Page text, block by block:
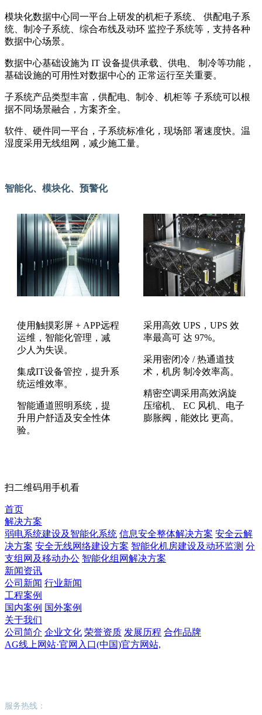
模块化数据中心同一平台上研发的机柜子系统、 供配电子系
统、制冷子系统、综合布线及动环 监控子系统等，支持各种
数据中心场景。
数据中心基础设施为 IT 设备提供承载、供电、 制冷等功能，
基础设施的可用性对数据中心的 正常运行至关重要。
子系统产品类型丰富，供配电、制冷、机柜等 子系统可以根
据不同场景融合，方案齐全。
软件、硬件同一平台，子系统标准化，现场部 署速度快。温
湿度采用无线组网，减少施工量。
智能化、模块化、预警化
使用触摸彩屏 + APP远程
运维，智能化管理，减
少人为失误。
集成IT设备管控，提升系
统运维效率。
智能通道照明系统，提
升用户舒适及安全性体
验。
采用高效 UPS，UPS 效
率最高可 达 97%。
采用密闭冷 / 热通道技
术，机房 制冷效率高。
精密空调采用高效涡旋
压缩机、 EC 风机、电子
膨胀阀，能效比 更高。
扫二维码用手机看
首页
解决方案
弱电系统建设及智能化系统 信息安全整体解决方案 安全云解
决方案 安全无线网络建设方案 智能化机房建设及动环监测 分
支组网及移动办公 智能化组网解决方案
新闻资讯
公司新闻 行业新闻
工程案例
国内案例 国外案例
关于我们
公司简介 企业文化 荣誉资质 发展历程 合作品牌
AG线上网站·官网入口(中国)官方网站,
服务热线：